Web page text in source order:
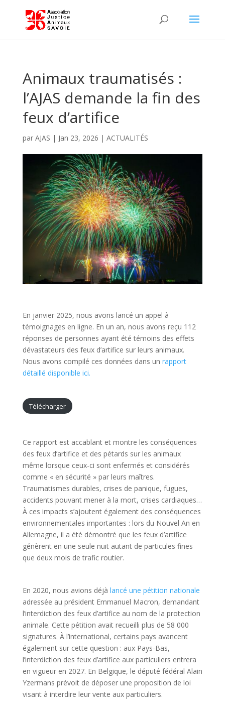
Animaux traumatisés :
l’AJAS demande la fin des
feux d’artifice
par AJAS | Jan 23, 2026 | ACTUALITÉS
En janvier 2025, nous avons lancé un appel à
témoignages en ligne. En un an, nous avons reçu 112
réponses de personnes ayant été témoins des effets
dévastateurs des feux d’artifice sur leurs animaux.
Nous avons compilé ces données dans un rapport
détaillé disponible ici.
Télécharger
Ce rapport est accablant et montre les conséquences
des feux d’artifice et des pétards sur les animaux
même lorsque ceux-ci sont enfermés et considérés
comme « en sécurité » par leurs maîtres.
Traumatismes durables, crises de panique, fugues,
accidents pouvant mener à la mort, crises cardiaques…
À ces impacts s’ajoutent également des conséquences
environnementales importantes : lors du Nouvel An en
Allemagne, il a été démontré que les feux d’artifice
génèrent en une seule nuit autant de particules fines
que deux mois de trafic routier.
En 2020, nous avions déjà lancé une pétition nationale
adressée au président Emmanuel Macron, demandant
l’interdiction des feux d’artifice au nom de la protection
animale. Cette pétition avait recueilli plus de 58 000
signatures. À l’international, certains pays avancent
également sur cette question : aux Pays-Bas,
l’interdiction des feux d’artifice aux particuliers entrera
en vigueur en 2027. En Belgique, le député fédéral Alain
Yzermans prévoit de déposer une proposition de loi
visant à interdire leur vente aux particuliers.